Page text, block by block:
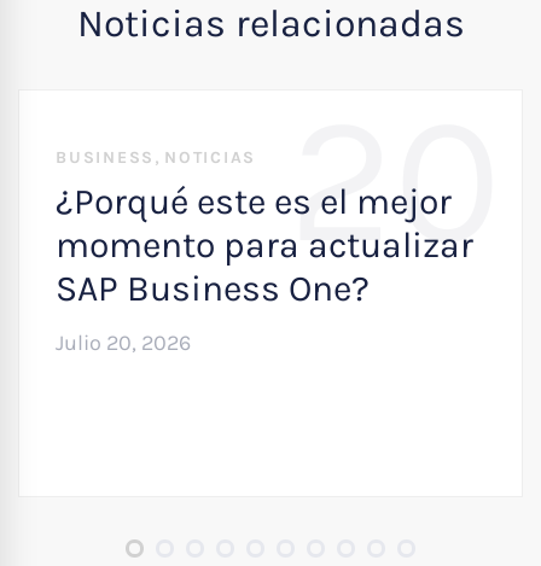
Noticias relacionadas
20
BUSINESS , NOTICIAS
¿Porqué este es el mejor
momento para actualizar
SAP Business One?
Julio 20, 2026